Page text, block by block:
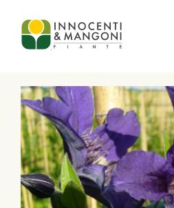
Skip to main content